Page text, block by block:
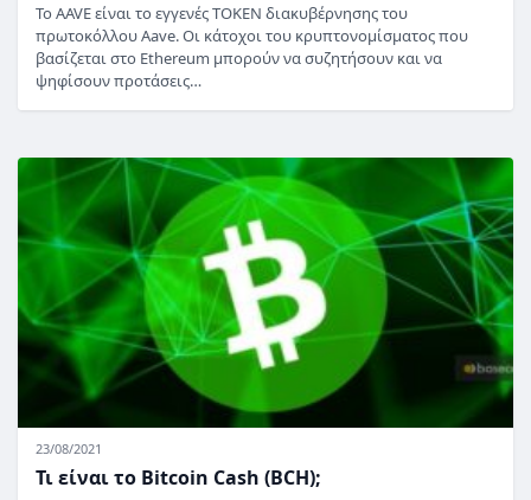
Το AAVE είναι το εγγενές TOKEN διακυβέρνησης του
πρωτοκόλλου Aave. Οι κάτοχοι του κρυπτονομίσματος που
βασίζεται στο Ethereum μπορούν να συζητήσουν και να
ψηφίσουν προτάσεις…
23/08/2021
Τι είναι το Bitcoin Cash (BCH);